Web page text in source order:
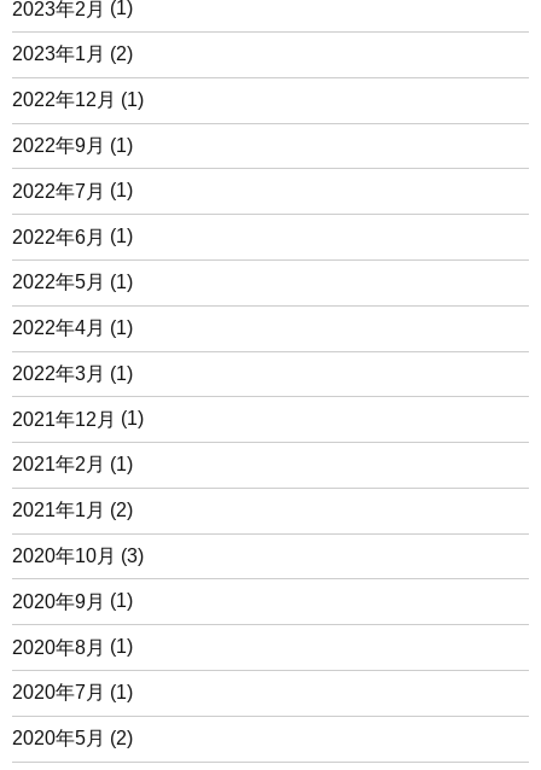
2023年2月 (1)
2023年1月 (2)
2022年12月 (1)
2022年9月 (1)
2022年7月 (1)
2022年6月 (1)
2022年5月 (1)
2022年4月 (1)
2022年3月 (1)
2021年12月 (1)
2021年2月 (1)
2021年1月 (2)
2020年10月 (3)
2020年9月 (1)
2020年8月 (1)
2020年7月 (1)
2020年5月 (2)